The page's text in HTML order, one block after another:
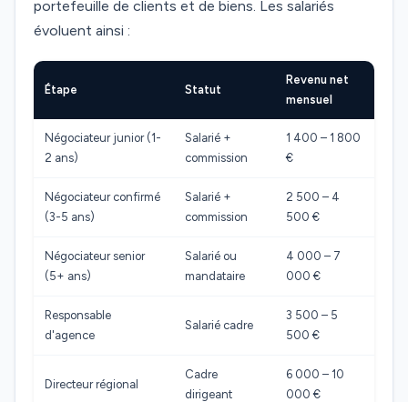
portefeuille de clients et de biens. Les salariés
évoluent ainsi :
Étape Statut
Revenu net
mensuel
Négociateur junior (1-
2 ans)
Salarié +
commission
1 400 – 1 800
€
Négociateur confirmé
(3-5 ans)
Salarié +
commission
2 500 – 4
500 €
Négociateur senior
(5+ ans)
Salarié ou
mandataire
4 000 – 7
000 €
Responsable
d'agence
Salarié cadre
3 500 – 5
500 €
Directeur régional
Cadre
dirigeant
6 000 – 10
000 €